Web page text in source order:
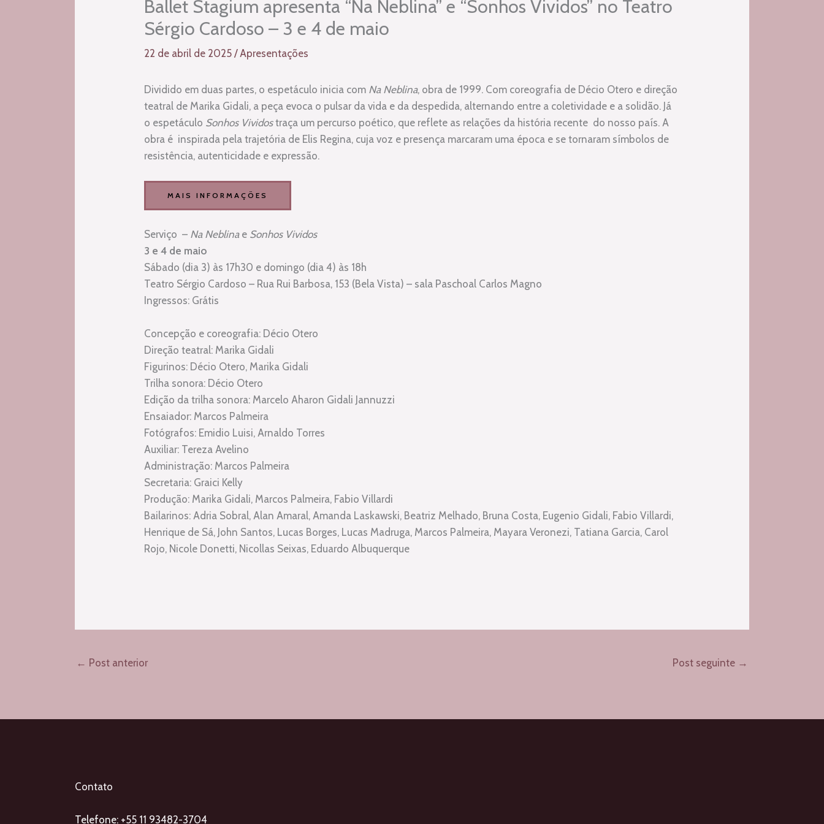
Ballet Stagium apresenta “Na Neblina” e “Sonhos Vividos” no Teatro
Sérgio Cardoso – 3 e 4 de maio
22 de abril de 2025/Apresentações
Dividido em duas partes, o espetáculo inicia com Na Neblina, obra de 1999. Com coreografia de Décio Otero e direção
teatral de Marika Gidali, a peça evoca o pulsar da vida e da despedida, alternando entre a coletividade e a solidão. Já
o espetáculo Sonhos Vividostraça um percurso poético, que reflete as relações da história recente do nosso país. A
obra é inspirada pela trajetória de Elis Regina, cuja voz e presença marcaram uma época e se tornaram símbolos de
resistência, autenticidade e expressão.
MAIS INFORMAÇÕES
Serviço – Na Neblinae Sonhos Vividos
3 e 4 de maio
Sábado (dia 3) às 17h30 e domingo (dia 4) às 18h
Teatro Sérgio Cardoso – Rua Rui Barbosa, 153 (Bela Vista) – sala Paschoal Carlos Magno
Ingressos: Grátis
Concepção e coreografia: Décio Otero
Direção teatral: Marika Gidali
Figurinos: Décio Otero, Marika Gidali
Trilha sonora: Décio Otero
Edição da trilha sonora: Marcelo Aharon Gidali Jannuzzi
Ensaiador: Marcos Palmeira
Fotógrafos: Emidio Luisi, Arnaldo Torres
Auxiliar: Tereza Avelino
Administração: Marcos Palmeira
Secretaria: Graici Kelly
Produção: Marika Gidali, Marcos Palmeira, Fabio Villardi
Bailarinos: Adria Sobral, Alan Amaral, Amanda Laskawski, Beatriz Melhado, Bruna Costa, Eugenio Gidali, Fabio Villardi,
Henrique de Sá, John Santos, Lucas Borges, Lucas Madruga, Marcos Palmeira, Mayara Veronezi, Tatiana Garcia, Carol
Rojo, Nicole Donetti, Nicollas Seixas, Eduardo Albuquerque
← Post anterior Post seguinte →
Contato
Telefone: +55 11 93482-3704